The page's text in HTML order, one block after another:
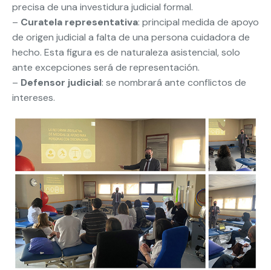
precisa de una investidura judicial formal.
– Curatela representativa: principal medida de apoyo
de origen judicial a falta de una persona cuidadora de
hecho. Esta figura es de naturaleza asistencial, solo
ante excepciones será de representación.
– Defensor judicial: se nombrará ante conflictos de
intereses.